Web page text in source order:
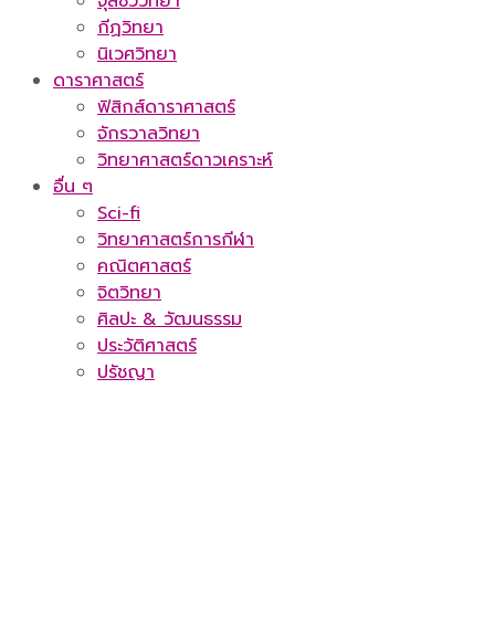
กีฏวิทยา
นิเวศวิทยา
ดาราศาสตร์
ฟิสิกส์ดาราศาสตร์
จักรวาลวิทยา
วิทยาศาสตร์ดาวเคราะห์
อื่น ๆ
Sci-fi
วิทยาศาสตร์การกีฬา
คณิตศาสตร์
จิตวิทยา
ศิลปะ & วัฒนธรรม
ประวัติศาสตร์
ปรัชญา